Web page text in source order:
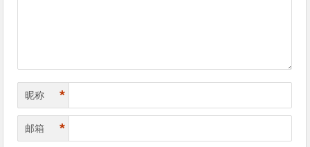
昵称 *
邮箱 *